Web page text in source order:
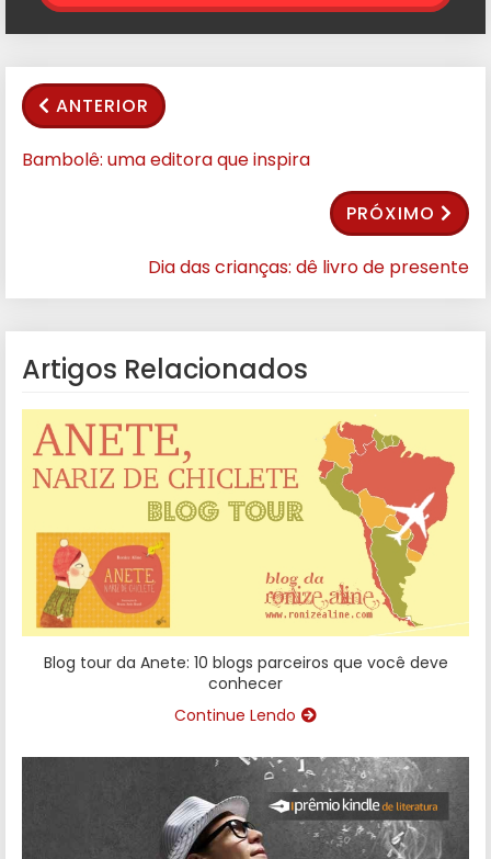
ANTERIOR
Bambolê: uma editora que inspira
PRÓXIMO
Dia das crianças: dê livro de presente
Artigos Relacionados
Blog tour da Anete: 10 blogs parceiros que você deve
conhecer
Continue Lendo